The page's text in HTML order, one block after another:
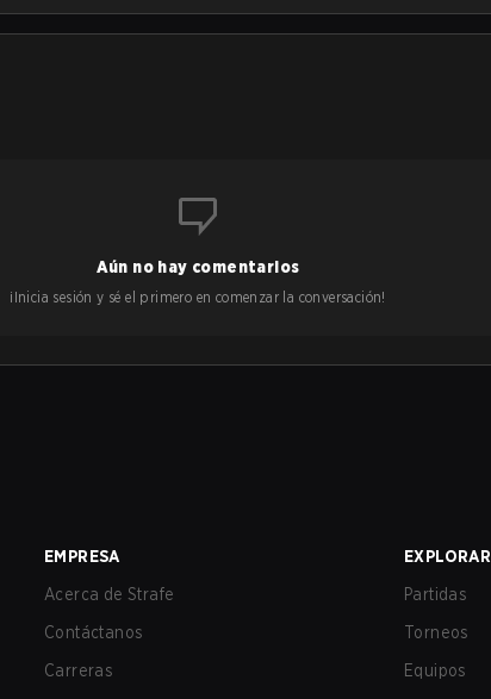
Aún no hay comentarios
¡Inicia sesión y sé el primero en comenzar la conversación!
EMPRESA
Acerca de Strafe
Contáctanos
Carreras
EXPLORAR
Partidas
Torneos
Equipos